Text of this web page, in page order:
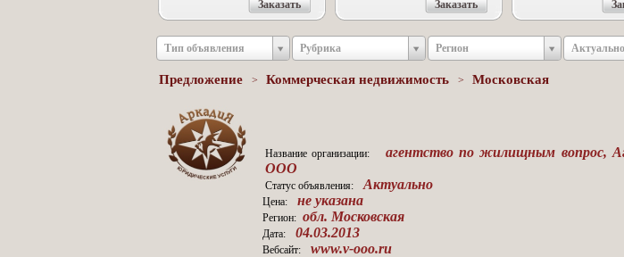
Заказать Заказать
Тип объявления Рубрика Регион
Предложение > Коммерческая недвижимость > Московская
Название организации:
агентство по жилищным вопрос,
ООО
Статус объявления: Актуально
Цена: не указана
Регион: обл. Московская
Дата: 04.03.2013
Вебсайт: www.v-ooo.ru